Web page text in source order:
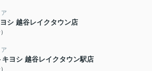
シ 越谷レイクタウン店
ヨシ 越谷レイクタウン駅店